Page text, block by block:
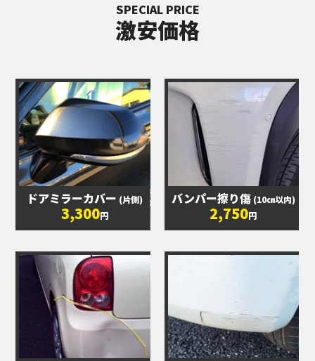
SPECIAL PRICE
激安価格
ドアミラーカバー (片側)
3,300円
バンパー擦り傷 (10㎝以内)
2,750円